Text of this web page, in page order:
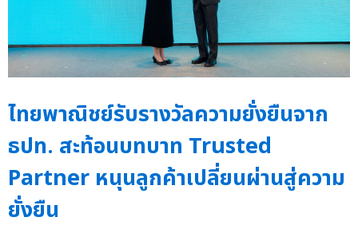
ไทยพาณิชย์รับรางวัลความยั่งยืนจาก
ธปท. สะท้อนบทบาท Trusted
Partner หนุนลูกค้าเปลี่ยนผ่านสู่ความ
ยั่งยืน